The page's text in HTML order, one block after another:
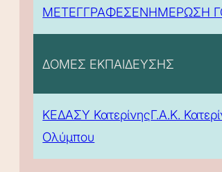
ΜΕΤΕΓΓΡΑΦΕΣΕΝΗΜΕΡΩΣΗ
ΔΟΜΕΣ ΕΚΠΑΙΔΕΥΣΗΣ
ΚΕΔΑΣΥ ΚατερίνηςΓ.Α.Κ.
Ολύμπου